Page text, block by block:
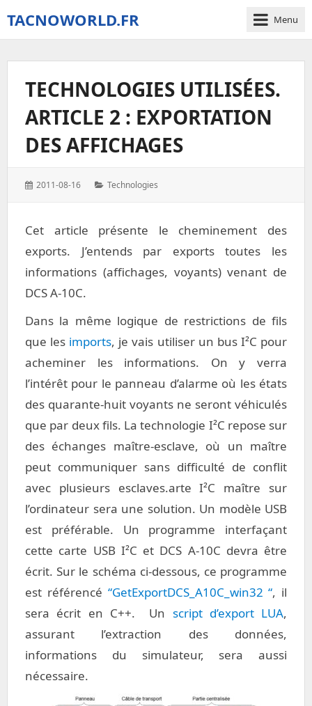
TACNOWORLD.FR
The
small
around
Digital
Combat
Menu
TECHNOLOGIES UTILISÉES.
ARTICLE 2 : EXPORTATION
DES AFFICHAGES
Posted
2011-08-16 Categories:
Technologies
Cet article présente le cheminement des
exports. J’entends par exports toutes les
informations (affichages, voyants) venant de
DCS A-10C.
Dans la même logique de restrictions de fils
que les imports, je vais utiliser un bus I²C pour
acheminer les informations. On y verra
l’intérêt pour le panneau d’alarme où les états
des quarante-huit voyants ne seront véhiculés
que par deux fils. La technologie I²C repose sur
des échanges maître-esclave, où un maître
peut communiquer sans difficulté de conflit
avec plusieurs esclaves.arte I²C maître sur
l’ordinateur sera une solution. Un modèle USB
est préférable. Un programme interfaçant
cette carte USB I²C et DCS A-10C devra être
écrit. Sur le schéma ci-dessous, ce programme
est référencé “GetExportDCS_A10C_win32 “, il
sera écrit en C++. Un script d’export LUA,
assurant l’extraction des données,
informations du simulateur, sera aussi
nécessaire.